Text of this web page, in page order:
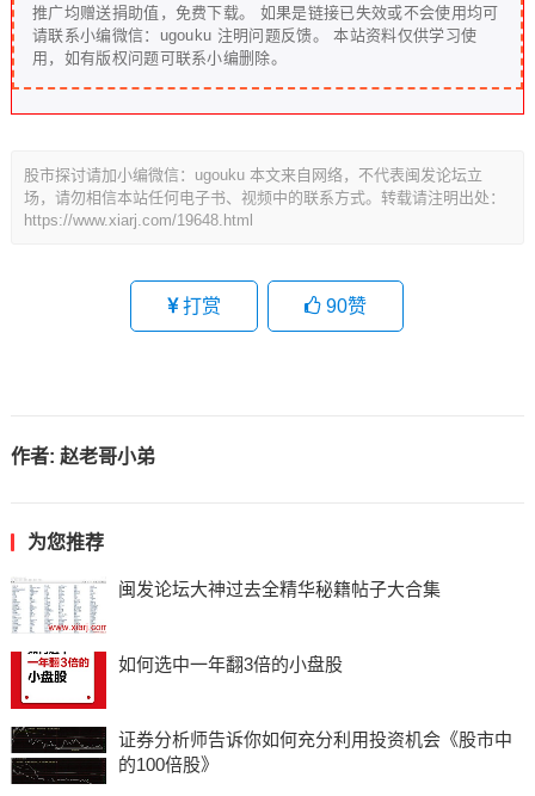
推广均赠送捐助值，免费下载。 如果是链接已失效或不会使用均可
请联系小编微信：ugouku 注明问题反馈。 本站资料仅供学习使
用，如有版权问题可联系小编删除。
股市探讨请加小编微信：ugouku 本文来自网络，不代表闽发论坛立
场，请勿相信本站任何电子书、视频中的联系方式。转载请注明出处：
https://www.xiarj.com/19648.html
打赏 90赞
作者: 赵老哥小弟
为您推荐
闽发论坛大神过去全精华秘籍帖子大合集
如何选中一年翻3倍的小盘股
证券分析师告诉你如何充分利用投资机会《股市中
的100倍股》